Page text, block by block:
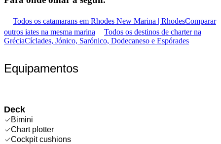
Todos os catamarans em Rhodes New Marina | RhodesComparar
outros iates na mesma marina
Todos os destinos de charter na
GréciaCíclades, Jónico, Sarónico, Dodecaneso e Espórades
Equipamentos
Deck
Bimini
Chart plotter
Cockpit cushions